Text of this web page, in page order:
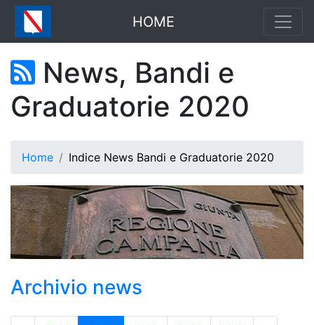
HOME
News, Bandi e
Graduatorie 2020
Home Indice News Bandi e Graduatorie 2020
Archivio news